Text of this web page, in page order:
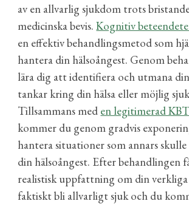
av en allvarlig sjukdom trots
medicinska bevis.Kognitiv
en effektiv behandlingsmetod som
hantera din hälsoångest. Genom
lära dig att identifiera och utmana
tankar kring din hälsa eller möjlig
Tillsammans med en legitimerad
kommer du genom gradvis
hantera situationer som annars
din hälsoångest. Efter behandlingen
realistisk uppfattning om din verkliga
faktiskt bli allvarligt sjuk och du